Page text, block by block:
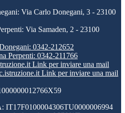
Via Carlo Donegani, 3 - 23100
Via Samaden, 2 - 23100
0342-212652
Perpenti: 0342-211766
Link per inviare una mail
Link per inviare una mail
IT17F0100004306TU0000006994